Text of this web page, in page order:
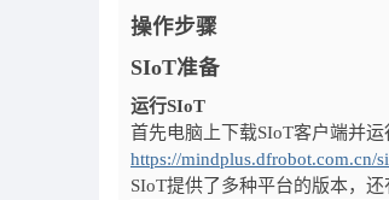
操作步骤
SIoT准备
运行SIoT
首先电脑上下载SIoT客户端并运
https://mindplus.dfrobot.com.cn/
SIoT提供了多种平台的版本，